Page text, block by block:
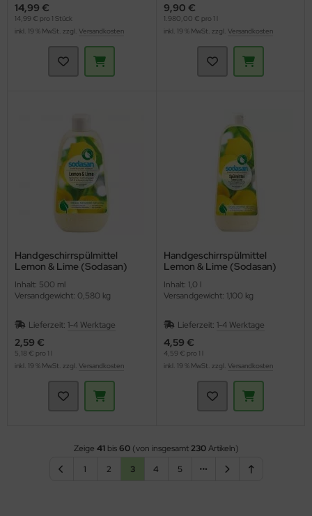
14,99 €
14,99 € pro 1 Stück
inkl. 19 % MwSt. zzgl. Versandkosten
9,90 €
1.980,00 € pro 1 l
inkl. 19 % MwSt. zzgl. Versandkosten
Handgeschirrspülmittel
Lemon & Lime (Sodasan)
Inhalt: 500 ml
Versandgewicht: 0,580 kg
Lieferzeit: 1-4 Werktage
2,59 €
5,18 € pro 1 l
inkl. 19 % MwSt. zzgl. Versandkosten
Handgeschirrspülmittel
Lemon & Lime (Sodasan)
Inhalt: 1,0 l
Versandgewicht: 1,100 kg
Lieferzeit: 1-4 Werktage
4,59 €
4,59 € pro 1 l
inkl. 19 % MwSt. zzgl. Versandkosten
Zeige 41bis60(von insgesamt230Artikeln)
1
2 3 4 5